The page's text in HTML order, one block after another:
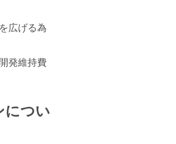
広げる為
発維持費
につい